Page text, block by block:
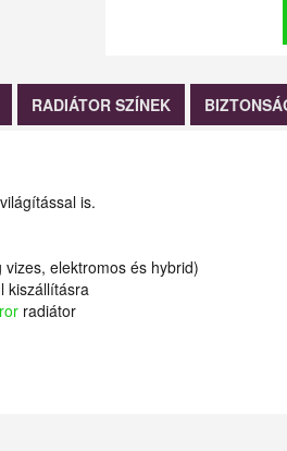
RADIÁTOR SZÍNEK
is.
elektromos és hybrid)
kiszállításra
radiátor